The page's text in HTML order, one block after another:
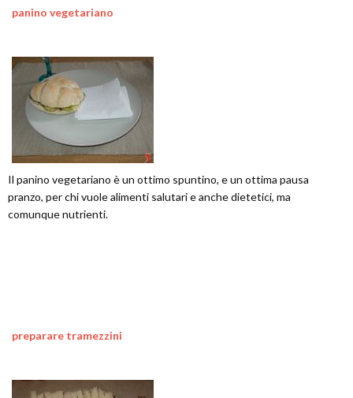
panino vegetariano
Il panino vegetariano è un ottimo spuntino, e un ottima pausa
pranzo, per chi vuole alimenti salutari e anche dietetici, ma
comunque nutrienti.
preparare tramezzini